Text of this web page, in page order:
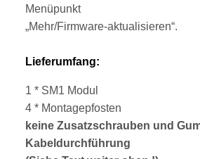
Menüpunkt
„Mehr/Firmware-aktualisieren“.
Lieferumfang:
1 * SM1 Modul
4 * Montagepfosten
keine Zusatzschrauben und
Kabeldurchführung